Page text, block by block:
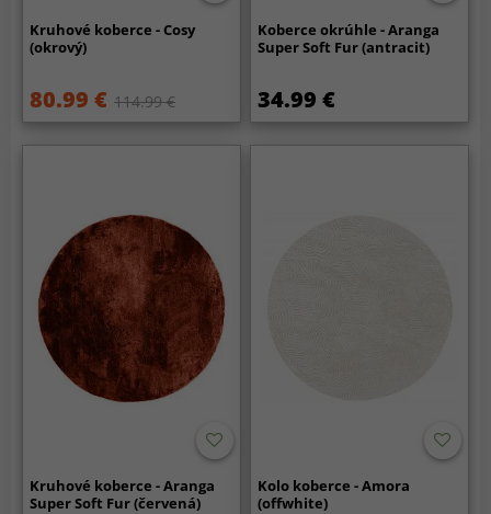
Kruhové koberce - Cosy
(okrový)
80.99 € 114.99 €
Koberce okrúhle - Aranga
Super Soft Fur (antracit)
34.99 €
Kruhové koberce - Aranga
Super Soft Fur (červená)
Kolo koberce - Amora
(offwhite)